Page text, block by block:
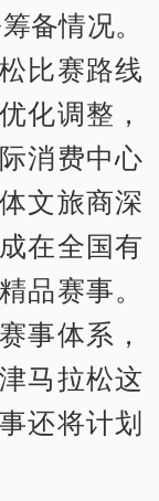
备情况。
比赛路线
化调整，
消费中心
文旅商深
在全国有
品赛事。
事体系，
马拉松这
还将计划